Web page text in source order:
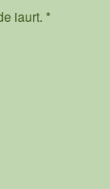
iaurt. *